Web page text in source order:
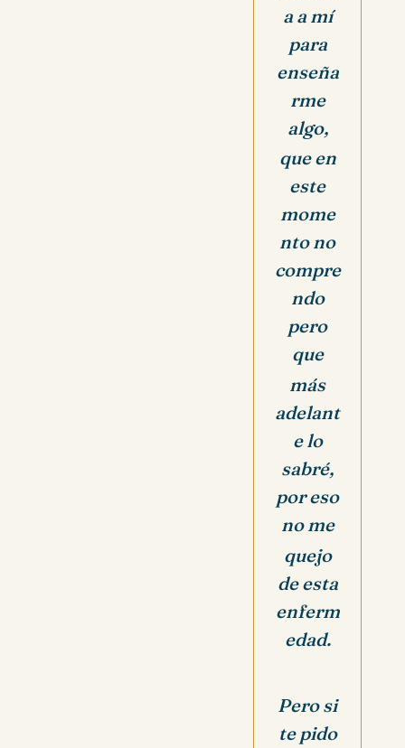
a a mí
para
enseña
rme
algo,
que en
este
mome
nto no
compre
ndo
pero
que
más
adelant
e lo
sabré,
por eso
no me
quejo
de esta
enferm
edad.
Pero si
te pido